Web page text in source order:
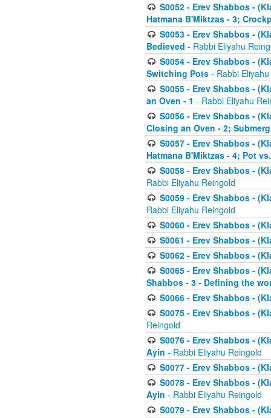
S0052 - Erev Shabbos -
Hatmana B'Miktzas - 3;
S0053 - Erev Shabbos -
Bedieved - Rabbi Eliyahu
S0054 - Erev Shabbos -
Switching Pots - Rabbi
S0055 - Erev Shabbos -
an Oven - 1 - Rabbi Eliyahu
S0056 - Erev Shabbos -
Closing an Oven - 2;
S0057 - Erev Shabbos -
Hatmana B'Miktzas - 4; Pot
S0058 - Erev Shabbos -
Rabbi Eliyahu Reingold
S0059 - Erev Shabbos -
Rabbi Eliyahu Reingold
S0060 - Erev Shabbos -
S0061 - Erev Shabbos -
S0062 - Erev Shabbos -
S0065 - Erev Shabbos -
Shabbos - 3 - Defining the
S0066 - Erev Shabbos -
S0075 - Erev Shabbos -
Reingold
S0076 - Erev Shabbos -
Ayin - Rabbi Eliyahu Reingold
S0077 - Erev Shabbos -
S0078 - Erev Shabbos -
Ayin - Rabbi Eliyahu Reingold
S0079 - Erev Shabbos -